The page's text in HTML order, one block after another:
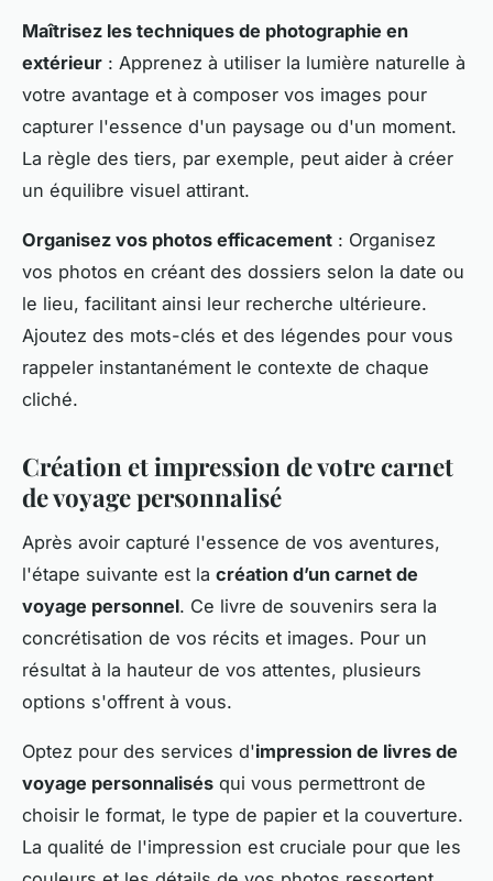
Maîtrisez les techniques de photographie en
extérieur : Apprenez à utiliser la lumière naturelle à
votre avantage et à composer vos images pour
capturer l'essence d'un paysage ou d'un moment.
La règle des tiers, par exemple, peut aider à créer
un équilibre visuel attirant.
Organisez vos photos efficacement : Organisez
vos photos en créant des dossiers selon la date ou
le lieu, facilitant ainsi leur recherche ultérieure.
Ajoutez des mots-clés et des légendes pour vous
rappeler instantanément le contexte de chaque
cliché.
Création et impression de votre carnet
de voyage personnalisé
Après avoir capturé l'essence de vos aventures,
l'étape suivante est la création d’un carnet de
voyage personnel. Ce livre de souvenirs sera la
concrétisation de vos récits et images. Pour un
résultat à la hauteur de vos attentes, plusieurs
options s'offrent à vous.
Optez pour des services d'impression de livres de
voyage personnalisés qui vous permettront de
choisir le format, le type de papier et la couverture.
La qualité de l'impression est cruciale pour que les